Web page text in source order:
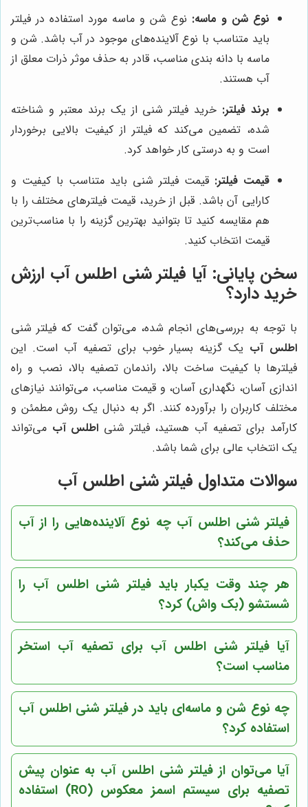
نوع شن و ماسه: نوع شن و ماسه مورد استفاده در فیلتر
باید متناسب با نوع آلاینده‌های موجود در آب باشد. شن و
ماسه با دانه بندی مناسب، قادر به حذف موثر ذرات معلق از
آب هستند.
برند فیلتر: خرید فیلتر شنی از یک برند معتبر و شناخته
شده، تضمین می‌کند که فیلتر از کیفیت بالایی برخوردار
است و به درستی کار خواهد کرد.
قیمت فیلتر: قیمت فیلتر شنی باید متناسب با کیفیت و
کارایی آن باشد. قبل از خرید، قیمت فیلترهای مختلف را با
هم مقایسه کنید تا بتوانید بهترین گزینه را با مناسب‌ترین
قیمت انتخاب کنید.
سخن پایانی: آیا فیلتر شنی اطلس آب ارزش
خرید دارد؟
با توجه به بررسی‌های انجام شده، می‌توان گفت که فیلتر شنی
اطلس آب یک گزینه بسیار خوب برای تصفیه آب است. این
فیلترها با کیفیت ساخت بالا، راندمان تصفیه بالا، نصب و راه
اندازی آسان، نگهداری آسان، و قیمت مناسب، می‌توانند نیازهای
مختلف کاربران را برآورده کنند. اگر به دنبال یک روش مطمئن و
کارآمد برای تصفیه آب هستید، فیلتر شنی اطلس آب می‌تواند
یک انتخاب عالی برای شما باشد.
سوالات متداول فیلتر شنی اطلس آب
فیلتر شنی اطلس آب چه نوع آلاینده‌هایی را از آب
حذف می‌کند؟
هر چند وقت یکبار باید فیلتر شنی اطلس آب را
شستشو (بک واش) کرد؟
آیا فیلتر شنی اطلس آب برای تصفیه آب استخر
مناسب است؟
چه نوع شن و ماسه‌ای باید در فیلتر شنی اطلس آب
استفاده کرد؟
آیا می‌توان از فیلتر شنی اطلس آب به عنوان پیش
تصفیه برای سیستم اسمز معکوس (RO) استفاده